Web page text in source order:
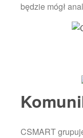
będzie mógł
CSMART